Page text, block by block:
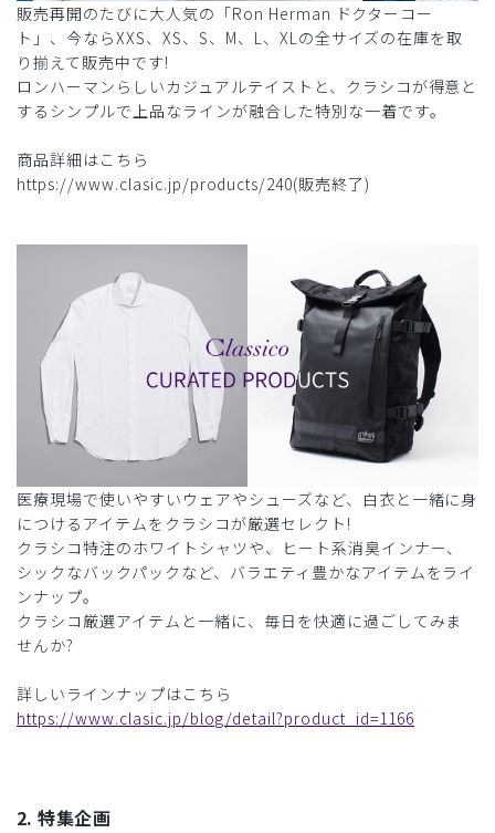
販売再開のたびに大人気の「Ron Herman ドクターコー
ト」、今ならXXS、XS、S、M、L、XLの全サイズの在庫を取
り揃えて販売中です!
ロンハーマンらしいカジュアルテイストと、クラシコが得意と
するシンプルで上品なラインが融合した特別な一着です。
商品詳細はこちら
https://www.clasic.jp/products/240(販売終了)
医療現場で使いやすいウェアやシューズなど、白衣と一緒に身
につけるアイテムをクラシコが厳選セレクト!
クラシコ特注のホワイトシャツや、ヒート系消臭インナー、
シックなバックパックなど、バラエティ豊かなアイテムをライ
ンナップ。
クラシコ厳選アイテムと一緒に、毎日を快適に過ごしてみま
せんか?
詳しいラインナップはこちら
https://www.clasic.jp/blog/detail?product_id=1166
2. 特集企画